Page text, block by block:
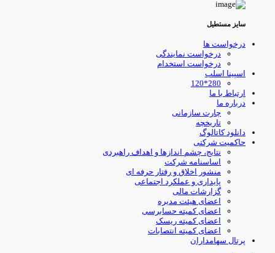
سایز مستطیل
درخواست ها
درخواست نمایندگی
درخواست استخدام
اسپینا اسلب
280*120
ارتباط با ما
درباره ما
چارت سازمانی
تاریخچه
دانلود کاتالوگ
حاکمیت شرکتی
نتایج، چشم اندازها و اهداف راهبردی
اساسنامه شرکت
منشور اخلاق و رفتار حرفه ای
پایداری و عملکرد اجتماعی
گزارشات مالی
اعضای هیئت مدیره
اعضای کمیته حسابرسی
اعضای کمیته ریسک
اعضای کمیته انتصابات
پرتال سهامداران